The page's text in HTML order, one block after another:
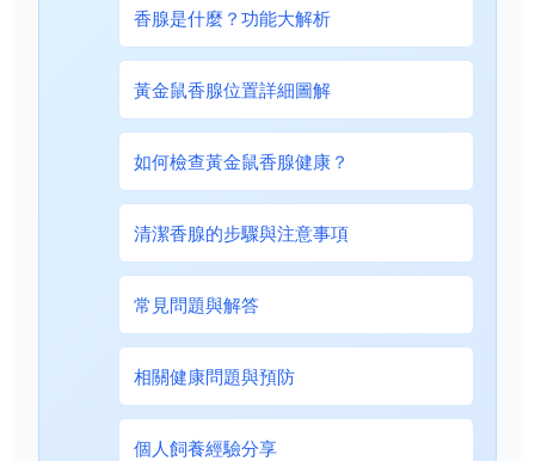
香腺是什麼？功能大解析
黃金鼠香腺位置詳細圖解
如何檢查黃金鼠香腺健康？
清潔香腺的步驟與注意事項
常見問題與解答
相關健康問題與預防
個人飼養經驗分享